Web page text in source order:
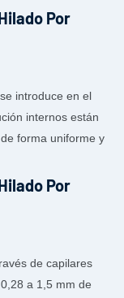
introduce en el
internos están
forma uniforme y
de capilares
a 1,5 mm de